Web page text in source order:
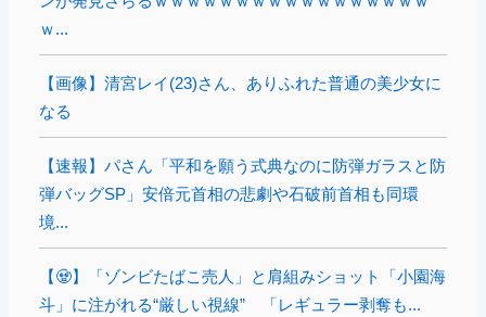
ｗ...
【画像】清宮レイ(23)さん、ありふれた普通の美少女に
なる
【速報】パさん「平和を願う式典なのに防弾ガラスと防
弾バッグSP」安倍元首相の悲劇や石破前首相も同環
境...
【🧟】「ゾンビたばこ売人」と肩組みショット「小園海
斗」に注がれる“厳しい視線” 「レギュラー剥奪も...